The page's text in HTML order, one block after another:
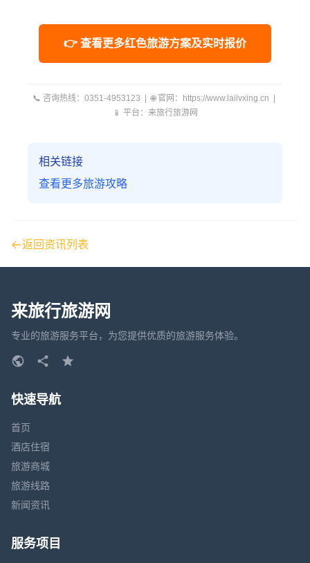
👉 查看更多红色旅游方案及实时报价
📞 咨询热线：0351-4953123 | 🌐 官网：https://www.lailvxing.cn |
📱 平台：来旅行旅游网
相关链接
查看更多旅游攻略
返回资讯列表
来旅行旅游网
专业的旅游服务平台，为您提供优质的旅游服务体验。
快速导航
首页
酒店住宿
旅游商城
旅游线路
新闻资讯
服务项目